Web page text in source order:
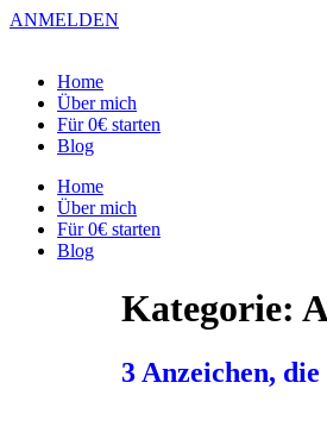
Zum
ANMELDEN
Home
Über mich
Für 0€ starten
Blog
Home
Über mich
Für 0€ starten
Blog
Kategorie:
3 Anzeichen,